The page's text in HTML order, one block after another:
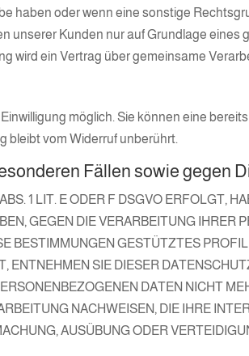
haben oder wenn eine sonstige
unserer Kunden nur auf Grundlage eines
wird ein Vertrag über gemeinsame
möglich. Sie können eine
bleibt vom Widerruf unberührt.
Fällen sowie gegen
1 LIT. E ODER F DSGVO ERFOLGT,
GEGEN DIE VERARBEITUNG IHRER
BESTIMMUNGEN GESTÜTZTES
ENTNEHMEN SIE DIESER
DATEN NICHT
NACHWEISEN, DIE IHRE
AUSÜBUNG ODER